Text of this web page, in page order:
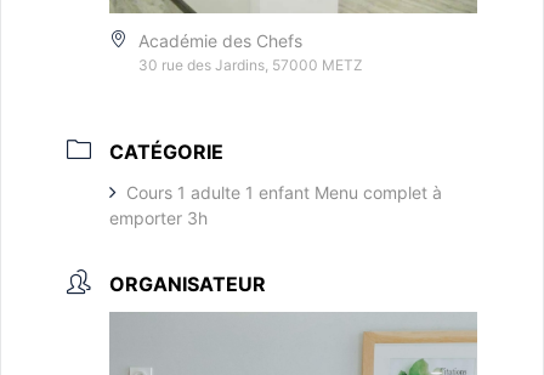
Académie des Chefs
30 rue des Jardins, 57000 METZ
CATÉGORIE
Cours 1 adulte 1 enfant Menu complet à
emporter 3h
ORGANISATEUR